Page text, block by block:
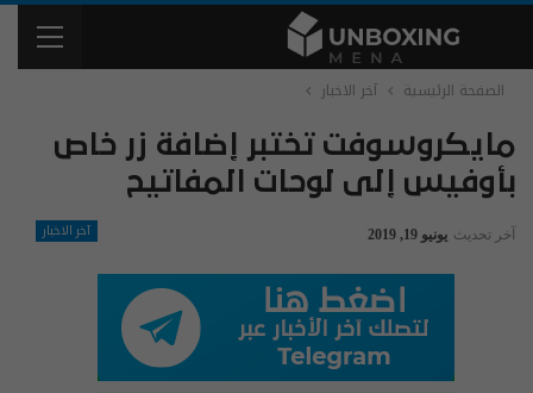
الصفحة الرئيسية آخر الاخبار
مايكروسوفت تختبر إضافة زر خاص
بأوفيس إلى لوحات المفاتيح
آخر الاخبار آخر تحديث يونيو 19, 2019